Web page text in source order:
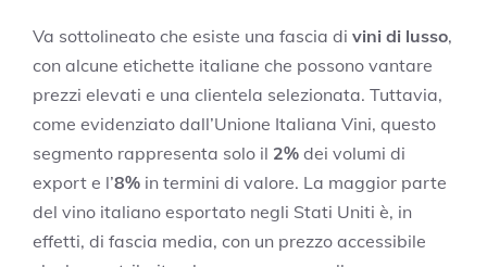
Va sottolineato che esiste una fascia di vini di lusso,
con alcune etichette italiane che possono vantare
prezzi elevati e una clientela selezionata. Tuttavia,
come evidenziato dall’Unione Italiana Vini, questo
segmento rappresenta solo il 2% dei volumi di
export e l’8% in termini di valore. La maggior parte
del vino italiano esportato negli Stati Uniti è, in
effetti, di fascia media, con un prezzo accessibile